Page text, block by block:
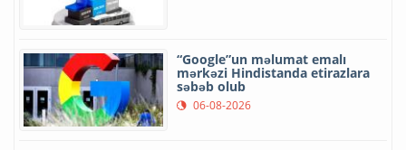
“Google”un məlumat emalı
mərkəzi Hindistanda etirazlara
səbəb olub
06-08-2026